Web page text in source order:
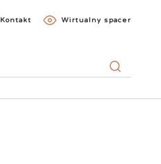
Kontakt Wirtualny spacer